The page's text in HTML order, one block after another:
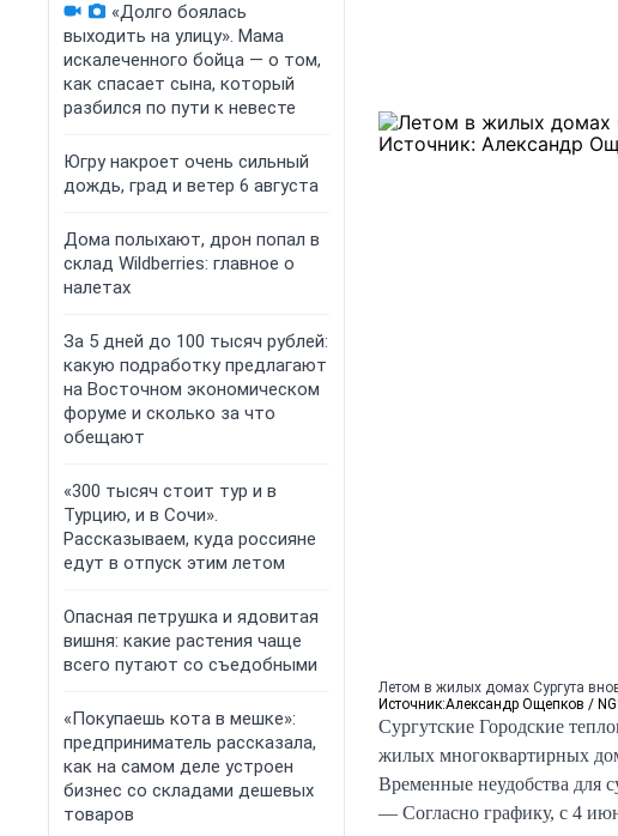
«Долго боялась
выходить на улицу». Мама
искалеченного бойца — о том,
как спасает сына, который
разбился по пути к невесте
Югру накроет очень сильный
дождь, град и ветер 6 августа
Дома полыхают, дрон попал в
склад Wildberries: главное о
налетах
За 5 дней до 100 тысяч рублей:
какую подработку предлагают
на Восточном экономическом
форуме и сколько за что
обещают
«300 тысяч стоит тур и в
Турцию, и в Сочи».
Рассказываем, куда россияне
едут в отпуск этим летом
Опасная петрушка и ядовитая
вишня: какие растения чаще
всего путают со съедобными
«Покупаешь кота в мешке»:
предприниматель рассказала,
как на самом деле устроен
бизнес со складами дешевых
товаров
Летом в жилых домах Сургута
Источник:Александр Ощепков /
Сургутские Городские
жилых многоквартирных
Временные неудобства для
— Согласно графику, с 4